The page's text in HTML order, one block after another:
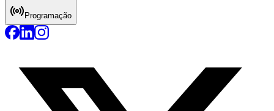
Programação